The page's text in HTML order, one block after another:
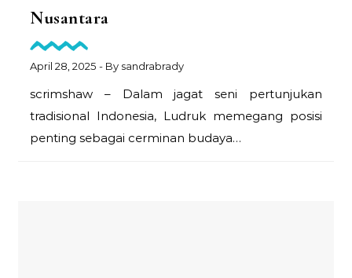
Nusantara
April 28, 2025 - By sandrabrady
scrimshaw – Dalam jagat seni pertunjukan
tradisional Indonesia, Ludruk memegang posisi
penting sebagai cerminan budaya…